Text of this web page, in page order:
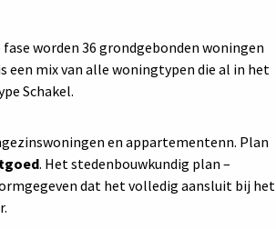
fase worden 36 grondgebonden woningen
een mix van alle woningtypen die al in het
Schakel.
en appartementenn. Plan
. Het stedenbouwkundig plan –
dat het volledig aansluit bij het